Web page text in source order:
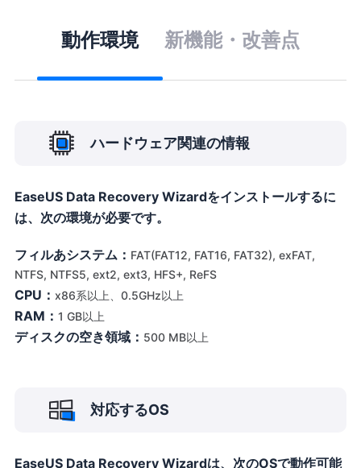
動作環境 新機能・改善点
ハードウェア関連の情報
EaseUS Data Recovery Wizardをインストールするに
は、次の環境が必要です。
フィルあシステム： FAT(FAT12, FAT16, FAT32), exFAT,
NTFS, NTFS5, ext2, ext3, HFS+, ReFS
CPU： x86系以上、0.5GHz以上
RAM： 1 GB以上
ディスクの空き領域： 500 MB以上
対応するOS
EaseUS Data Recovery Wizardは、次のOSで動作可能